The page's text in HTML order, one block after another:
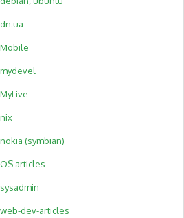
dn.ua
Mobile
mydevel
MyLive
nix
nokia (symbian)
OS articles
sysadmin
web-dev-articles